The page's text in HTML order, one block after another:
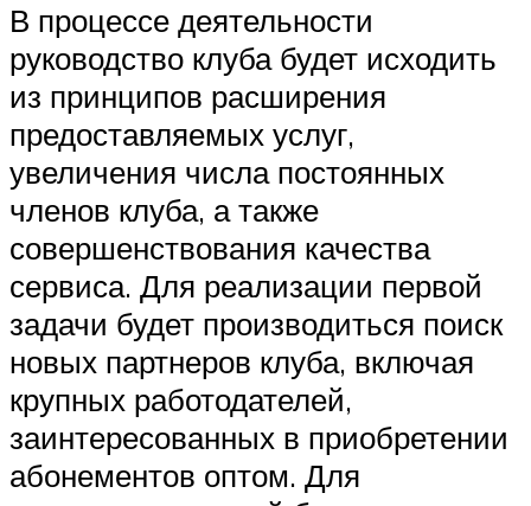
В процессе деятельности
руководство клуба будет исходить
из принципов расширения
предоставляемых услуг,
увеличения числа постоянных
членов клуба, а также
совершенствования качества
сервиса. Для реализации первой
задачи будет производиться поиск
новых партнеров клуба, включая
крупных работодателей,
заинтересованных в приобретении
абонементов оптом. Для